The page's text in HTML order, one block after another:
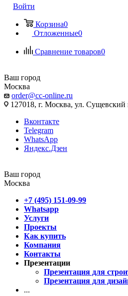
Войти
Корзина0
Отложенные0
Сравнение товаров0
Ваш город
Москва
order@cc-online.ru
127018, г. Москва, ул. Сущевский
Вконтакте
Telegram
WhatsApp
Яндекс.Дзен
Ваш город
Москва
+7 (495) 151-09-99
Whatsapp
Услуги
Проекты
Как купить
Компания
Контакты
Презентации
Презентация для
Презентация для
...